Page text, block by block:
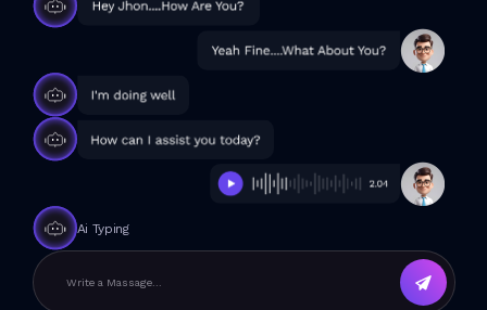
Ai Typing
Write a Massage...